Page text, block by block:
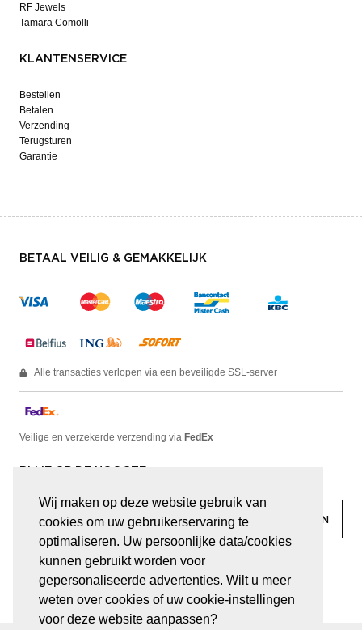
Wij maken op deze website gebruik van
cookies om uw gebruikerservaring te
optimaliseren. Uw persoonlijke data/cookies
kunnen gebruikt worden voor
gepersonaliseerde advertenties. Wilt u meer
weten over cookies of uw cookie-instellingen
voor deze website aanpassen?
RF Jewels
Tamara Comolli
KLANTENSERVICE
Bestellen
Betalen
Verzending
Terugsturen
Garantie
BETAAL VEILIG & GEMAKKELIJK
Alle transacties verlopen via een beveiligde SSL-server
Veilige en verzekerde verzending via FedEx
BLIJF OP DE HOOGTE
facebook linkedin